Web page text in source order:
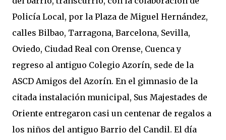
Policía Local, por la Plaza de Miguel Hernández,
calles Bilbao, Tarragona, Barcelona, Sevilla,
Oviedo, Ciudad Real con Orense, Cuenca y
regreso al antiguo Colegio Azorín, sede de la
ASCD Amigos del Azorín. En el gimnasio de la
citada instalación municipal, Sus Majestades de
Oriente entregaron casi un centenar de regalos a
los niños del antiguo Barrio del Candil. El día